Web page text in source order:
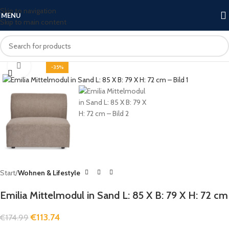
Skip to navigation
Skip to main content
MENU
-35%
Click to enlarge
Start Wohnen & Lifestyle
Emilia Mittelmodul in Sand L: 85 X B: 79 X H: 72 cm
€174.99 €113.74